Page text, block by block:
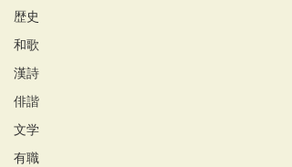
歴史
和歌
漢詩
俳諧
文学
有職